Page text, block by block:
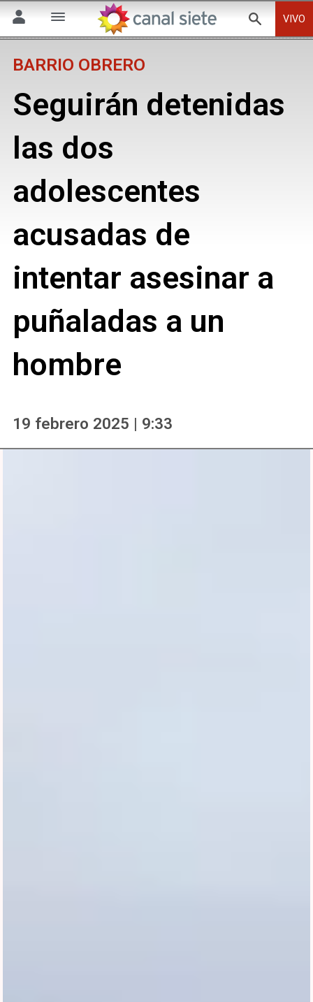
VIVO
BARRIO OBRERO
Seguirán detenidas
las dos
adolescentes
acusadas de
intentar asesinar a
puñaladas a un
hombre
19 febrero 2025 | 9:33